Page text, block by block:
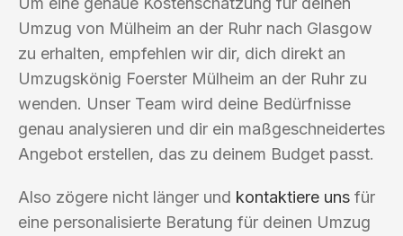
Umzug von Mülheim an der Ruhr nach Glasgow
zu erhalten, empfehlen wir dir, dich direkt an
Umzugskönig Foerster Mülheim an der Ruhr zu
wenden. Unser Team wird deine Bedürfnisse
genau analysieren und dir ein maßgeschneidertes
Angebot erstellen, das zu deinem Budget passt.
Also zögere nicht länger und kontaktiere uns für
eine personalisierte Beratung für deinen Umzug